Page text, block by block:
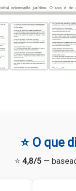
⭐ O que
⭐ 4,8/5—